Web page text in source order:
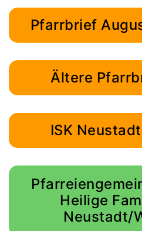
Pfarrbrief
Ältere
ISK
Heilige
Neustadt/